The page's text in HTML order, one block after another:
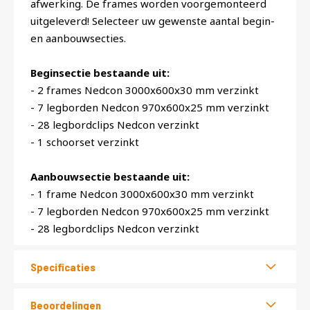
afwerking. De frames worden voorgemonteerd
uitgeleverd! Selecteer uw gewenste aantal begin-
en aanbouwsecties.
Beginsectie bestaande uit:
- 2 frames Nedcon 3000x600x30 mm verzinkt
- 7 legborden Nedcon 970x600x25 mm verzinkt
- 28 legbordclips Nedcon verzinkt
- 1 schoorset verzinkt
Aanbouwsectie bestaande uit:
- 1 frame Nedcon 3000x600x30 mm verzinkt
- 7 legborden Nedcon 970x600x25 mm verzinkt
- 28 legbordclips Nedcon verzinkt
Specificaties
Beoordelingen